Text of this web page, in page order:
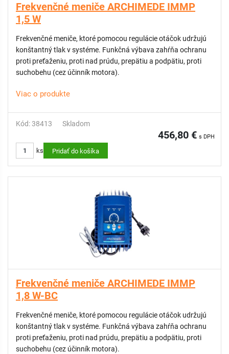
Frekvenčné meniče ARCHIMEDE IMMP
1,5 W
Frekvenčné meniče, ktoré pomocou regulácie otáčok udržujú
konštantný tlak v systéme. Funkčná výbava zahŕňa ochranu
proti preťaženiu, proti nad prúdu, prepätiu a podpätiu, proti
suchobehu (cez účinník motora).
Viac o produkte
Kód: 38413 Skladom
456,80 € s DPH
ks Pridať do košíka
Frekvenčné meniče ARCHIMEDE IMMP
1,8 W-BC
Frekvenčné meniče, ktoré pomocou regulácie otáčok udržujú
konštantný tlak v systéme. Funkčná výbava zahŕňa ochranu
proti preťaženiu, proti nad prúdu, prepätiu a podpätiu, proti
suchobehu (cez účinník motora).